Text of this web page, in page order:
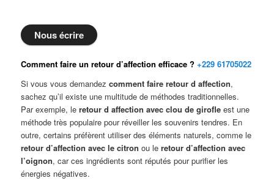
Nous écrire
Comment faire un retour d’affection efficace ?+229 61705022
Si vous vous demandezcomment faire retour d affection,
sachez qu’il existe une multitude de méthodes traditionnelles.
Par exemple, leretour d affection avec clou de girofle est une
méthode très populaire pour réveiller les souvenirs tendres. En
outre, certains préfèrent utiliser des éléments naturels, comme le
retour d’affection avec le citron ou leretour d’affection avec
l’oignon, car ces ingrédients sont réputés pour purifier les
énergies négatives.